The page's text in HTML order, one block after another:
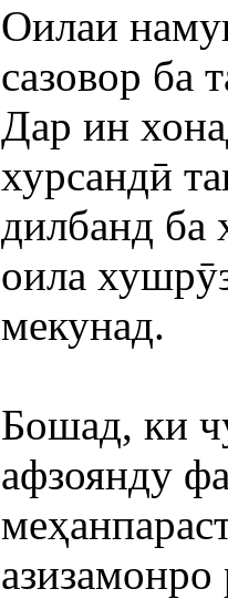
Оилаи
сазовор ба
Дар ин
хурсандӣ
дилбанд ба
оила
мекунад.
Бошад, ки
афзоянду